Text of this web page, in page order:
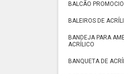
BALCÃO
BALEIROS DE
BANDEJA PARA
ACRÍLICO
BANQUETA DE